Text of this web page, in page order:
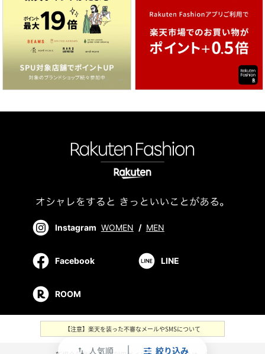
swap_vert 人気順 絞り込み
Instagram WOMEN / MEN
Facebook LINE
ROOM
【注意】楽天を装った不審なメールやSMSについて